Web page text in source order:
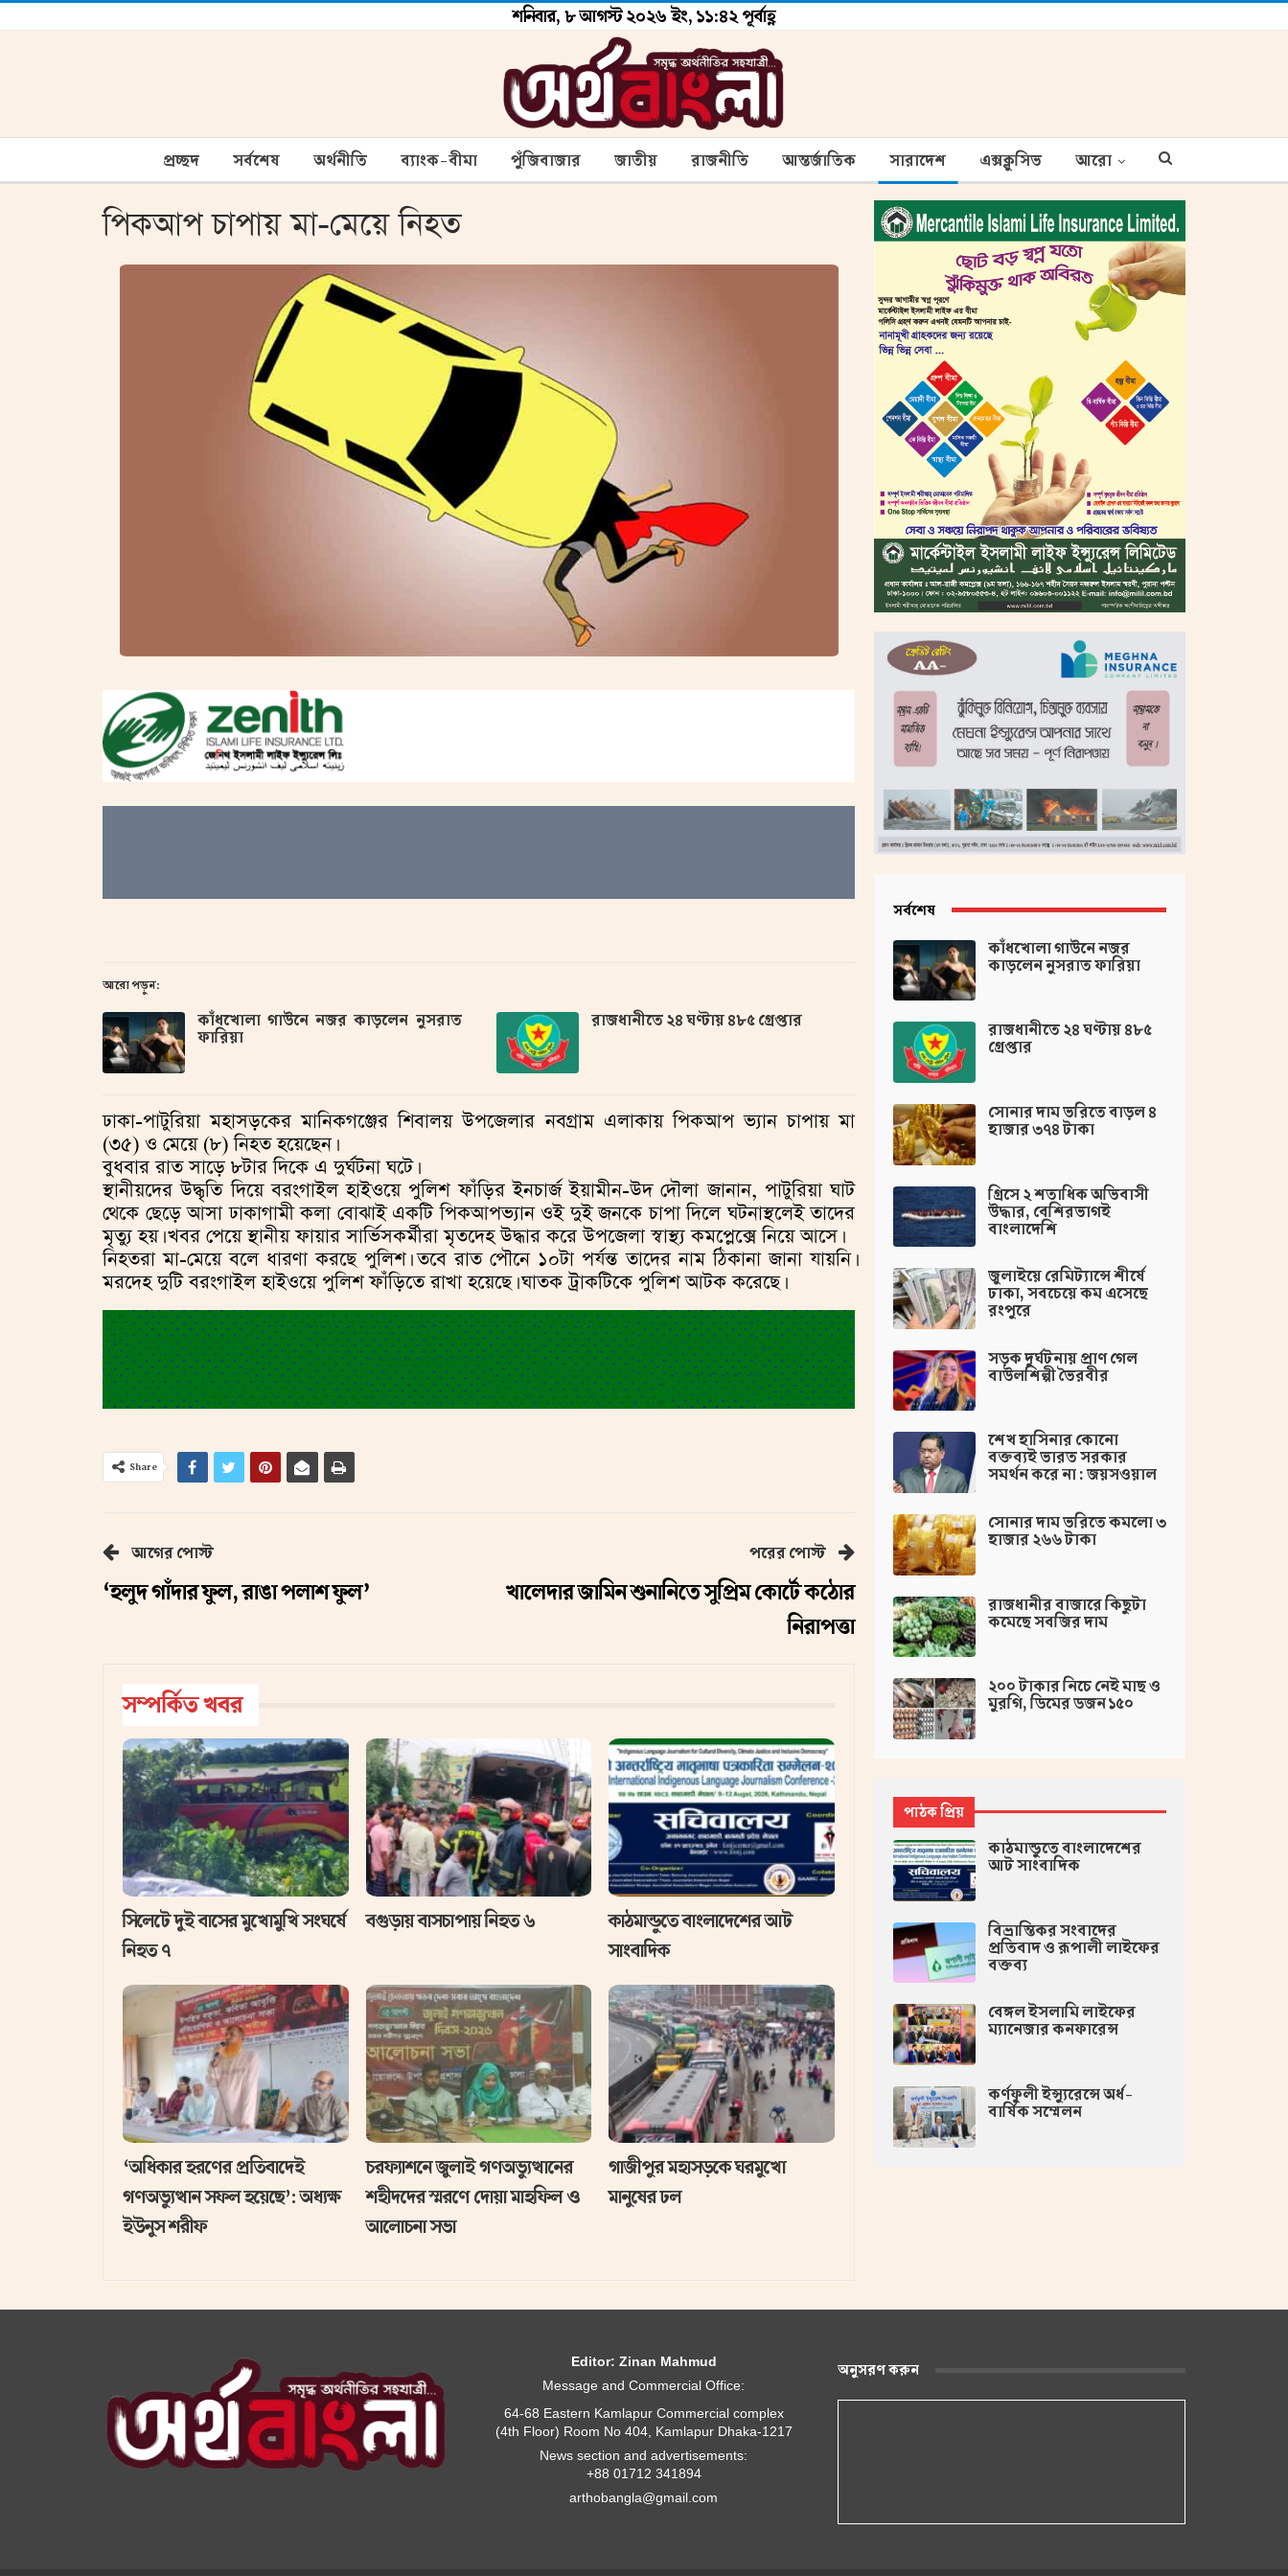
শনিবার, ৮ আগস্ট ২০২৬ ইং, ১১:৪২ পূর্বাহ্ণ
প্রচ্ছদ সর্বশেষ অর্থনীতি ব্যাংক-বীমা পুঁজিবাজার জাতীয় রাজনীতি আন্তর্জাতিক সারাদেশ এক্সক্লুসিভ আরো
পিকআপ চাপায় মা-মেয়ে নিহত
আরো পড়ুন:
কাঁধখোলা গাউনে নজর কাড়লেন নুসরাত
ফারিয়া
রাজধানীতে ২৪ ঘণ্টায় ৪৮৫ গ্রেপ্তার
ঢাকা-পাটুরিয়া মহাসড়কের মানিকগঞ্জের শিবালয় উপজেলার নবগ্রাম এলাকায় পিকআপ ভ্যান চাপায় মা
(৩৫) ও মেয়ে (৮) নিহত হয়েছেন।
বুধবার রাত সাড়ে ৮টার দিকে এ দুর্ঘটনা ঘটে।
স্থানীয়দের উদ্ধৃতি দিয়ে বরংগাইল হাইওয়ে পুলিশ ফাঁড়ির ইনচার্জ ইয়ামীন-উদ দৌলা জানান, পাটুরিয়া ঘাট
থেকে ছেড়ে আসা ঢাকাগামী কলা বোঝাই একটি পিকআপভ্যান ওই দুই জনকে চাপা দিলে ঘটনাস্থলেই তাদের
মৃত্যু হয়। খবর পেয়ে স্থানীয় ফায়ার সার্ভিসকর্মীরা মৃতদেহ উদ্ধার করে উপজেলা স্বাস্থ্য কমপ্লেক্সে নিয়ে আসে।
নিহতরা মা-মেয়ে বলে ধারণা করছে পুলিশ। তবে রাত পৌনে ১০টা পর্যন্ত তাদের নাম ঠিকানা জানা যায়নি।
মরদেহ দুটি বরংগাইল হাইওয়ে পুলিশ ফাঁড়িতে রাখা হয়েছে। ঘাতক ট্রাকটিকে পুলিশ আটক করেছে।
Share
আগের পোস্ট
‘হলুদ গাঁদার ফুল, রাঙা পলাশ ফুল’
পরের পোস্ট
খালেদার জামিন শুনানিতে সুপ্রিম কোর্টে কঠোর
নিরাপত্তা
সম্পর্কিত খবর
সিলেটে দুই বাসের মুখোমুখি সংঘর্ষে
নিহত ৭
বগুড়ায় বাসচাপায় নিহত ৬
কাঠমান্ডুতে বাংলাদেশের আট
সাংবাদিক
‘অধিকার হরণের প্রতিবাদেই
গণঅভ্যুত্থান সফল হয়েছে’: অধ্যক্ষ
ইউনুস শরীফ
চরফ্যাশনে জুলাই গণঅভ্যুত্থানের
শহীদদের স্মরণে দোয়া মাহফিল ও
আলোচনা সভা
গাজীপুর মহাসড়কে ঘরমুখো
মানুষের ঢল
সর্বশেষ
কাঁধখোলা গাউনে নজর
কাড়লেন নুসরাত ফারিয়া
রাজধানীতে ২৪ ঘণ্টায় ৪৮৫
গ্রেপ্তার
সোনার দাম ভ‌রি‌তে বাড়ল ৪
হাজার ৩৭৪ টাকা
গ্রিসে ২ শতাধিক অভিবাসী
উদ্ধার, বেশিরভাগই
বাংলাদেশি
জুলাইয়ে রেমিট্যান্সে শীর্ষে
ঢাকা, সবচেয়ে কম এসেছে
রংপুরে
সড়ক দুর্ঘটনায় প্রাণ গেল
বাউলশিল্পী ভৈরবীর
‌শেখ হাসিনার কোনো
বক্তব্যই ভারত সরকার
সমর্থন করে না : জয়সওয়াল
সোনার দাম ভরিতে কমলো ৩
হাজার ২৬৬ টাকা
রাজধানীর বাজারে কিছুটা
কমেছে সবজির দাম
২০০ টাকার নিচে নেই মাছ ও
মুরগি, ডিমের ডজন ১৫০
পাঠক প্রিয়
কাঠমান্ডুতে বাংলাদেশের
আট সাংবাদিক
বিভ্রান্তিকর সংবাদের
প্রতিবাদ ও রূপালী লাইফের
বক্তব্য
বেঙ্গল ইসলামি লাইফের
ম্যানেজার কনফারেন্স
কর্ণফুলী ইন্স্যুরেন্সে অর্ধ-
বার্ষিক সম্মেলন
Editor: Zinan Mahmud
Message and Commercial Office:
64-68 Eastern Kamlapur Commercial complex
(4th Floor) Room No 404, Kamlapur Dhaka-1217
News section and advertisements:
+88 01712 341894
arthobangla@gmail.com
অনুসরণ করুন